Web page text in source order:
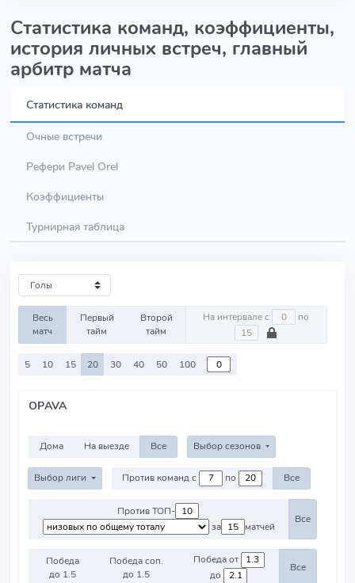
Статистика команд, коэффициенты,
история личных встреч, главный
арбитр матча
Статистика команд
Очные встречи
Рефери Pavel Orel
Коэффициенты
Турнирная таблица
Весь
матч
Первый
тайм
Второй
тайм
На интервале с по
5 10 15 20 30 40 50 100
OPAVA
Дома На выезде Все Выбор сезонов
Выбор лиги Против команд с по Все
Против ТОП-
за
матчей
Все
Победа
до 1.5
Победа соп.
до 1.5
Победа от
до
Все